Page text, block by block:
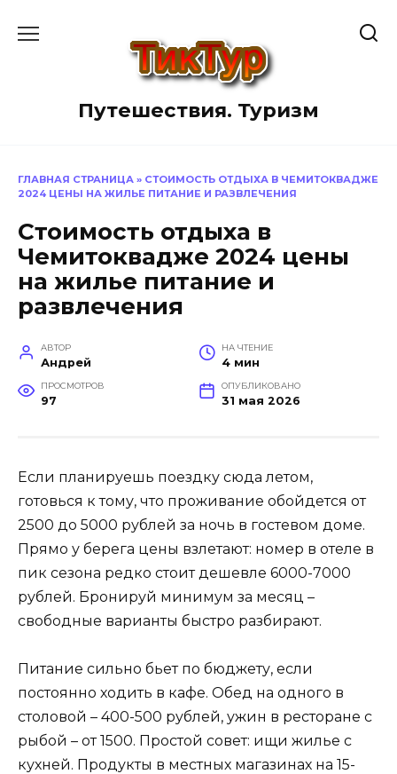
Путешествия. Туризм
ГЛАВНАЯ СТРАНИЦА » СТОИМОСТЬ ОТДЫХА В ЧЕМИТОКВАДЖЕ
2024 ЦЕНЫ НА ЖИЛЬЕ ПИТАНИЕ И РАЗВЛЕЧЕНИЯ
Стоимость отдыха в
Чемитоквадже 2024 цены
на жилье питание и
развлечения
АВТОР
Андрей
НА ЧТЕНИЕ
4 мин
ПРОСМОТРОВ
97
ОПУБЛИКОВАНО
31 мая 2026
Если планируешь поездку сюда летом,
готовься к тому, что проживание обойдется от
2500 до 5000 рублей за ночь в гостевом доме.
Прямо у берега цены взлетают: номер в отеле в
пик сезона редко стоит дешевле 6000-7000
рублей. Бронируй минимум за месяц –
свободные варианты быстро разбирают.
Питание сильно бьет по бюджету, если
постоянно ходить в кафе. Обед на одного в
столовой – 400-500 рублей, ужин в ресторане с
рыбой – от 1500. Простой совет: ищи жилье с
кухней. Продукты в местных магазинах на 15-